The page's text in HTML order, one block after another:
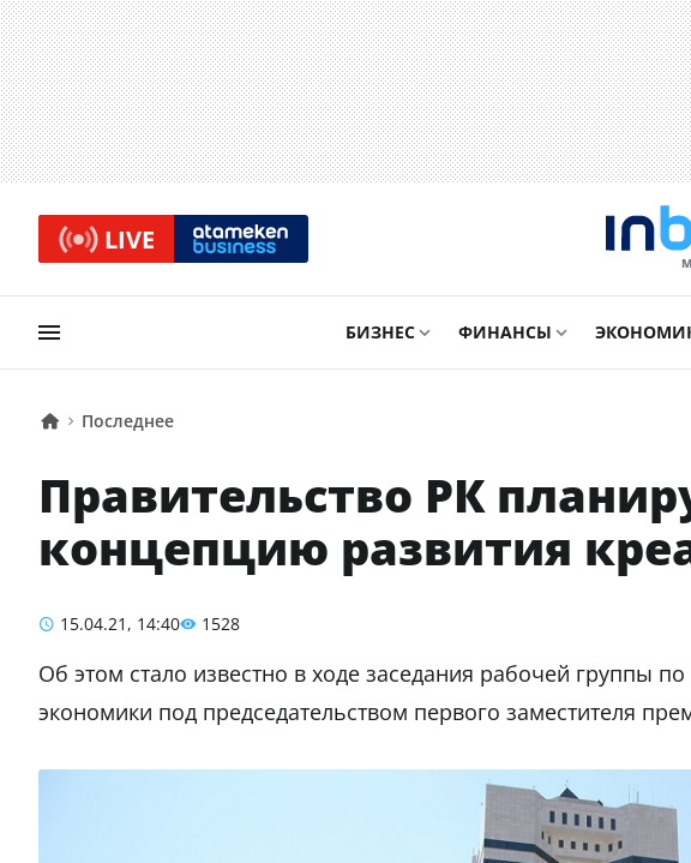
LIVE
БИЗНЕС ФИНАНСЫ
Последнее
Правительство РК
концепцию развития
15.04.21, 14:40 1528
Об этом стало известно в ходе заседания рабочей группы
экономики под председательством первого заместителя